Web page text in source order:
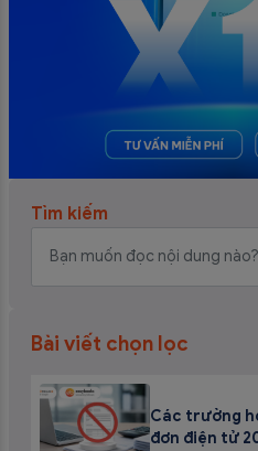
Tìm kiếm
Bài viết chọn lọc
Các trường
đơn điện tử